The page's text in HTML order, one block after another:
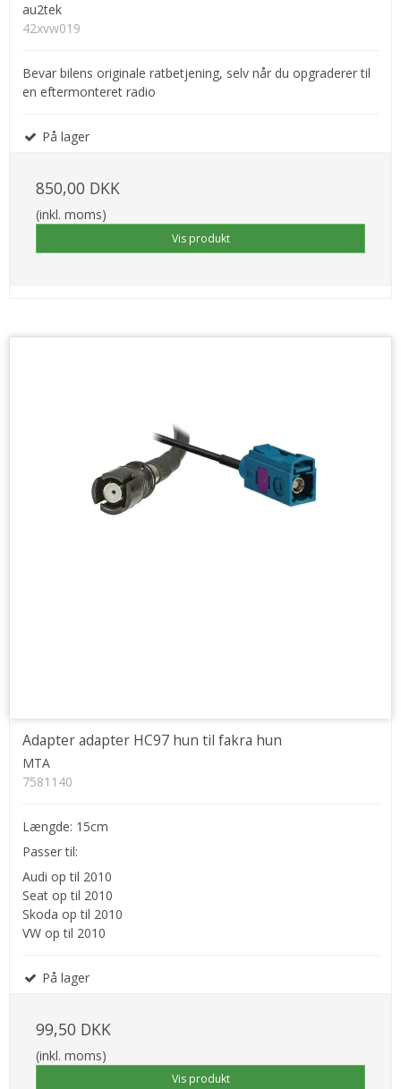
au2tek
42xvw019
Bevar bilens originale ratbetjening, selv når du opgraderer til
en eftermonteret radio
På lager
850,00 DKK
(inkl. moms)
Vis produkt
Adapter adapter HC97 hun til fakra hun
MTA
7581140
Længde: 15cm
Passer til:
Audi op til 2010
Seat op til 2010
Skoda op til 2010
VW op til 2010
På lager
99,50 DKK
(inkl. moms)
Vis produkt